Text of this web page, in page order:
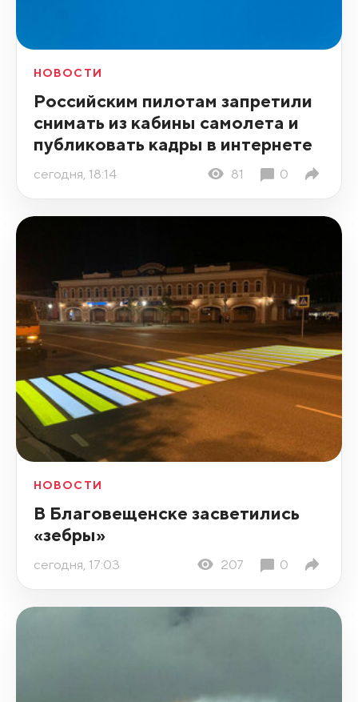
НОВОСТИ
Российским пилотам запретили
снимать из кабины самолета и
публиковать кадры в интернете
сегодня, 18:14 81 0
НОВОСТИ
В Благовещенске засветились
«зебры»
сегодня, 17:03 207 0